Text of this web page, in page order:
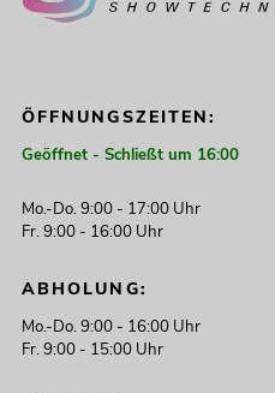
ÖFFNUNGSZEITEN:
Geöffnet - Schließt um 16:00
Mo.-Do. 9:00 - 17:00 Uhr
Fr. 9:00 - 16:00 Uhr
ABHOLUNG:
Mo.-Do. 9:00 - 16:00 Uhr
Fr. 9:00 - 15:00 Uhr